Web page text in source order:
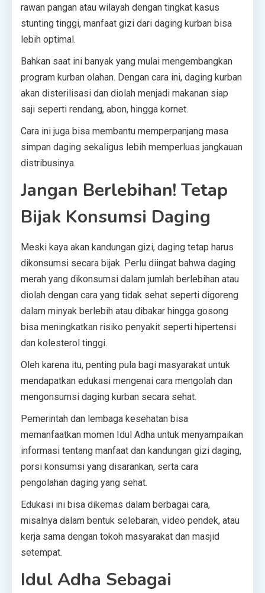
rawan pangan atau wilayah dengan tingkat kasus
stunting tinggi, manfaat gizi dari daging kurban bisa
lebih optimal.
Bahkan saat ini banyak yang mulai mengembangkan
program kurban olahan. Dengan cara ini, daging kurban
akan disterilisasi dan diolah menjadi makanan siap
saji seperti rendang, abon, hingga kornet.
Cara ini juga bisa membantu memperpanjang masa
simpan daging sekaligus lebih memperluas jangkauan
distribusinya.
Jangan Berlebihan! Tetap
Bijak Konsumsi Daging
Meski kaya akan kandungan gizi, daging tetap harus
dikonsumsi secara bijak. Perlu diingat bahwa daging
merah yang dikonsumsi dalam jumlah berlebihan atau
diolah dengan cara yang tidak sehat seperti digoreng
dalam minyak berlebih atau dibakar hingga gosong
bisa meningkatkan risiko penyakit seperti hipertensi
dan kolesterol tinggi.
Oleh karena itu, penting pula bagi masyarakat untuk
mendapatkan edukasi mengenai cara mengolah dan
mengonsumsi daging kurban secara sehat.
Pemerintah dan lembaga kesehatan bisa
memanfaatkan momen Idul Adha untuk menyampaikan
informasi tentang manfaat dan kandungan gizi daging,
porsi konsumsi yang disarankan, serta cara
pengolahan daging yang sehat.
Edukasi ini bisa dikemas dalam berbagai cara,
misalnya dalam bentuk selebaran, video pendek, atau
kerja sama dengan tokoh masyarakat dan masjid
setempat.
Idul Adha Sebagai